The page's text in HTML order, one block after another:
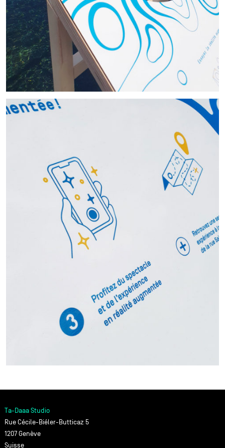
Ta-Daaa Studio
Rue Cécile-Biéler-Butticaz 5
1207 Genève
Suisse